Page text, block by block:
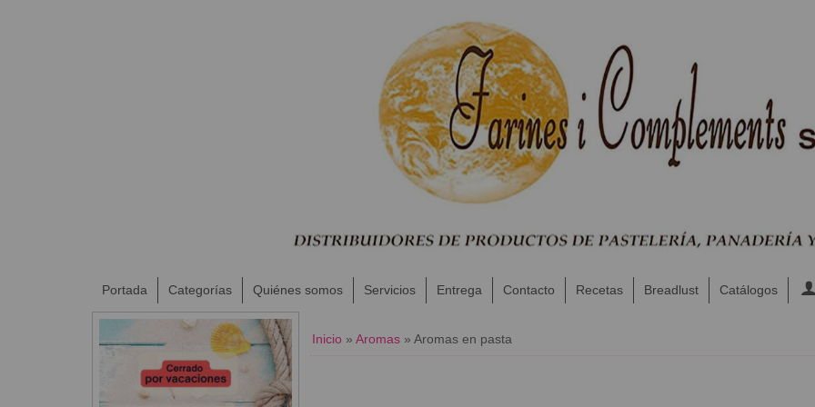
Portada Categorías Quiénes somos Servicios Entrega Contacto Recetas Breadlust Catálogos
Inicio » Aromas » Aromas en pasta